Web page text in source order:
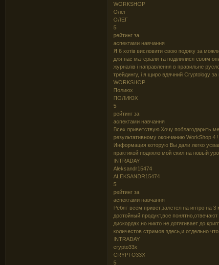
WORKSHOP
Олег
ОЛЕГ
5
рейтинг за
аспектами навчання
Я 6 хотів висловити свою подяку за
для нас матеріали та поділилися своїм
журналів і направлення в правильне
трейдингу, і я щиро вдячний Cryptology
WORKSHOP
Полиюх
ПОЛИЮХ
5
рейтинг за
аспектами навчання
Всех приветствую Хочу поблагодарить
результативному окончанию WorkShop
Информация которую Вы дали легко
практикой подняло мой скил на новый
INTRADAY
Aleksandr15474
ALEKSANDR15474
5
рейтинг за
аспектами навчання
Ребят всем привет,залетел на интро на
достойный продукт,все
дискордах,но никто не дотягивает до
количестов стримов здесь,и отдельно
INTRADAY
crypto33x
CRYPTO33X
5